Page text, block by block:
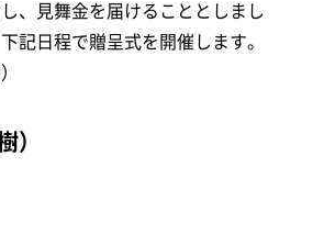
、見舞金を届けることとしまし
記日程で贈呈式を開催します。
）